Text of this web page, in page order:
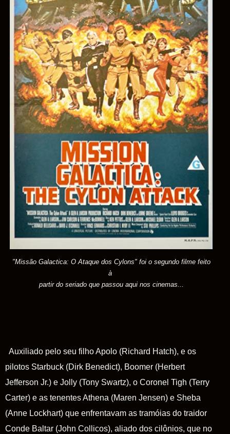
"Missão Galactica: O Ataque dos Cylons" foi o segundo filme feito
à
partir do seriado que passou aqui nos cinemas...
Auxiliado pelo seu filho Apolo (Richard Hatch), e os
pilotos Starbuck (Dirk Benedict), Boomer (Herbert
Jefferson Jr.) e Jolly (Tony Swartz), o Coronel Tigh (Terry
Carter) e as tenentes Athena (Maren Jensen) e Sheba
(Anne Lockhart) que enfrentavam as tramóias do traidor
Conde Baltar (John Collicos), aliado dos cilônios, que no